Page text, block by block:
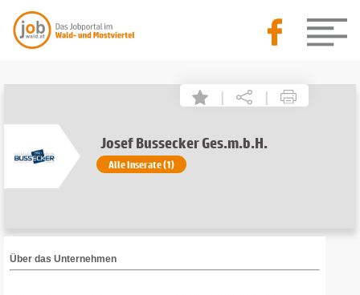
| |
Josef Bussecker Ges.m.b.H.
Alle Inserate (1)
Über das Unternehmen